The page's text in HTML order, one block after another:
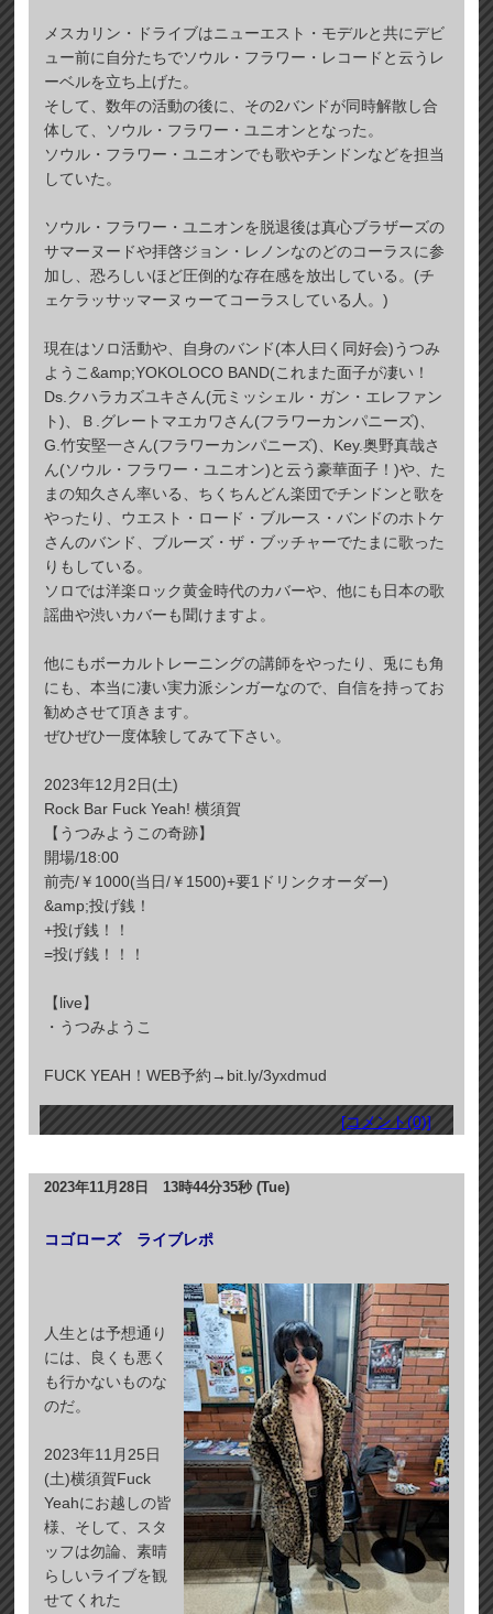
メスカリン・ドライブはニューエスト・モデルと共にデビ
ュー前に自分たちでソウル・フラワー・レコードと云うレ
ーベルを立ち上げた。
そして、数年の活動の後に、その2バンドが同時解散し合
体して、ソウル・フラワー・ユニオンとなった。
ソウル・フラワー・ユニオンでも歌やチンドンなどを担当
していた。
ソウル・フラワー・ユニオンを脱退後は真心ブラザーズの
サマーヌードや拝啓ジョン・レノンなのどのコーラスに参
加し、恐ろしいほど圧倒的な存在感を放出している。(チ
ェケラッサッマーヌゥーてコーラスしている人。)
現在はソロ活動や、自身のバンド(本人曰く同好会)うつみ
ようこ&amp;YOKOLOCO BAND(これまた面子が凄い！
Ds.クハラカズユキさん(元ミッシェル・ガン・エレファン
ト)、Ｂ.グレートマエカワさん(フラワーカンパニーズ)、
G.竹安堅一さん(フラワーカンパニーズ)、Key.奥野真哉さ
ん(ソウル・フラワー・ユニオン)と云う豪華面子！)や、た
まの知久さん率いる、ちくちんどん楽団でチンドンと歌を
やったり、ウエスト・ロード・ブルース・バンドのホトケ
さんのバンド、ブルーズ・ザ・ブッチャーでたまに歌った
りもしている。
ソロでは洋楽ロック黄金時代のカバーや、他にも日本の歌
謡曲や渋いカバーも聞けますよ。
他にもボーカルトレーニングの講師をやったり、兎にも角
にも、本当に凄い実力派シンガーなので、自信を持ってお
勧めさせて頂きます。
ぜひぜひ一度体験してみて下さい。
2023年12月2日(土)
Rock Bar Fuck Yeah! 横須賀
【うつみようこの奇跡】
開場/18:00
前売/￥1000(当日/￥1500)+要1ドリンクオーダー)
&amp;投げ銭！
+投げ銭！！
=投げ銭！！！
【live】
・うつみようこ
FUCK YEAH！WEB予約→bit.ly/3yxdmud
[コメント(0)]
2023年11月28日 13時44分35秒 (Tue)
コゴローズ ライブレポ
人生とは予想通り
には、良くも悪く
も行かないものな
のだ。
2023年11月25日
(土)横須賀Fuck
Yeahにお越しの皆
様、そして、スタ
ッフは勿論、素晴
らしいライブを観
せてくれた